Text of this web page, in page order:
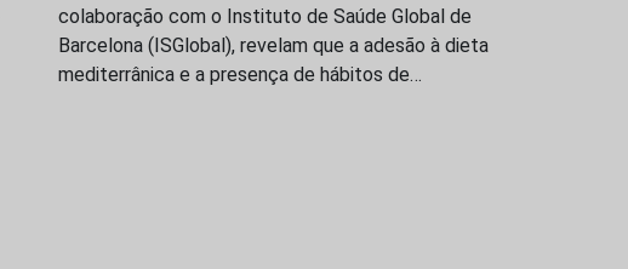
colaboração com o Instituto de Saúde Global de
Barcelona (ISGlobal), revelam que a adesão à dieta
mediterrânica e a presença de hábitos de…